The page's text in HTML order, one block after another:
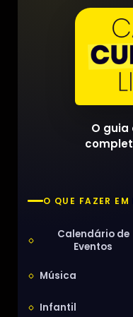
O guia
O QUE FAZER
Calendário de
Eventos
Música
Infantil